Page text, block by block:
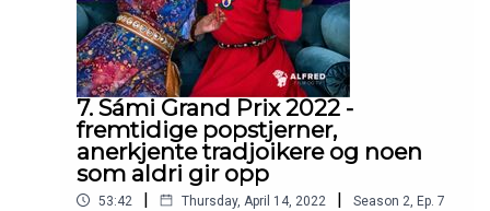
7. Sámi Grand Prix 2022 -
fremtidige popstjerner,
anerkjente tradjoikere og noen
som aldri gir opp
53:42 | Thursday, April 14, 2022 | Season 2 Ep. 7